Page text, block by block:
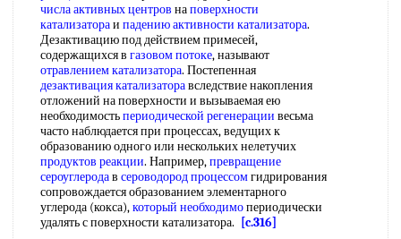
числа активных центров наповерхности
катализатораи падению активности катализатора.
Дезактивацию под действием примесей,
содержащихся в газовом потоке, называют
отравлением катализатора. Постепенная
дезактивация катализаторавследствие накопления
отложений на поверхности и вызываемая ею
необходимостьпериодической регенерации весьма
часто наблюдается при процессах, ведущих к
образованию одного или нескольких нелетучих
продуктов реакции. Например,превращение
сероуглеродав сероводород процессомгидрирования
сопровождается образованием элементарного
углерода (кокса),который необходимопериодически
удалять с поверхности катализатора.
[c.316]